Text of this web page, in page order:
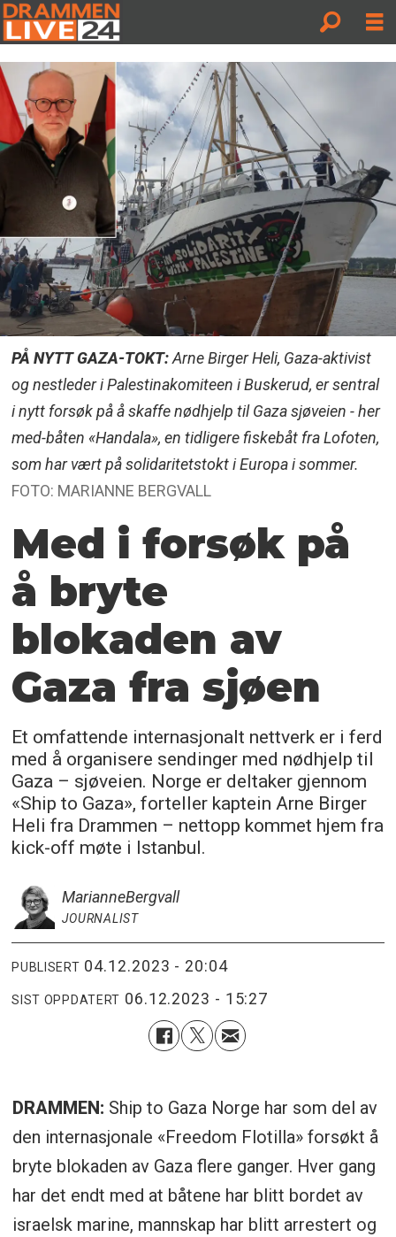
PÅ NYTT GAZA-TOKT:Arne Birger Heli, Gaza-aktivist
og nestleder i Palestinakomiteen i Buskerud, er sentral
i nytt forsøk på å skaffe nødhjelp til Gaza sjøveien - her
med-båten «Handala», en tidligere fiskebåt fra Lofoten,
som har vært på solidaritetstokt i Europa i sommer.
FOTO: MARIANNE BERGVALL
Med i forsøk på
å bryte
blokaden av
Gaza fra sjøen
Et omfattende internasjonalt nettverk er i ferd
med å organisere sendinger med nødhjelp til
Gaza – sjøveien. Norge er deltaker gjennom
«Ship to Gaza», forteller kaptein Arne Birger
Heli fra Drammen – nettopp kommet hjem fra
kick-off møte i Istanbul.
MarianneBergvall
JOURNALIST
PUBLISERT 04.12.2023 - 20:04
SIST OPPDATERT 06.12.2023 - 15:27
DRAMMEN: Ship to Gaza Norge har som del av
den internasjonale «Freedom Flotilla» forsøkt å
bryte blokaden av Gaza flere ganger. Hver gang
har det endt med at båtene har blitt bordet av
israelsk marine, mannskap har blitt arrestert og